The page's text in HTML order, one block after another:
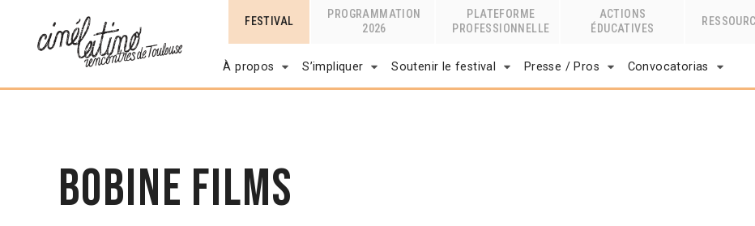
FESTIVAL
PROGRAMMATION
2026
PLATEFORME
PROFESSIONNELLE
ACTIONS
ÉDUCATIVES
À propos S’impliquer Soutenir le festival Presse / Pros Convocatorias
Bobine Films